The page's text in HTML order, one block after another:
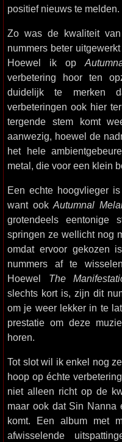
positief nieuws te melden.
Zo was de kwaliteit
nummers beter
Hoewel ik op
verbetering hoor ten
duidelijk te merken
verbeteringen ook hier
tergende stem komt
aanwezig, hoewel de
het hele
metal, die voor een klein
Een echte hoogvlieger
want ookAutumnal
grotendeels eentonige
springen ze wellicht nog
omdat ervoor gekozen
nummers af te
Hoewel The
slechts kort is, zijn dit
om je weer lekker in te
prestatie om deze
horen.
Tot slot wil ik enkel nog
hoop op échte
niet alleen richt op de
maar ook dat Sin Nanna
komt. Een album met
afwisselende